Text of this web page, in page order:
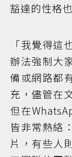
豁達的性格
「我覺得這
辦法強制大
備或網路都
充，儘管在
但在
皆非常熱絡
片，有些人